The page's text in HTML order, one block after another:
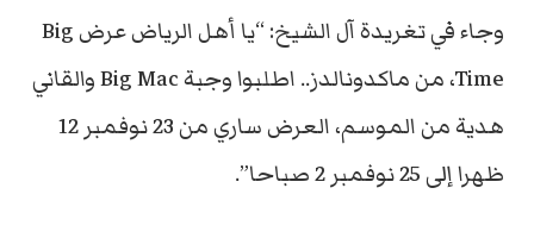
وجاء في تغريدة آل الشيخ: “يا أهل الرياض عرض Big
Time، من ماكدونالدز.. اطلبوا وجبة Big Mac والقاني
هدية من الموسم، العرض ساري من 23 نوفمبر 12
ظهرا إلى 25 نوفمبر 2 صباحا”.